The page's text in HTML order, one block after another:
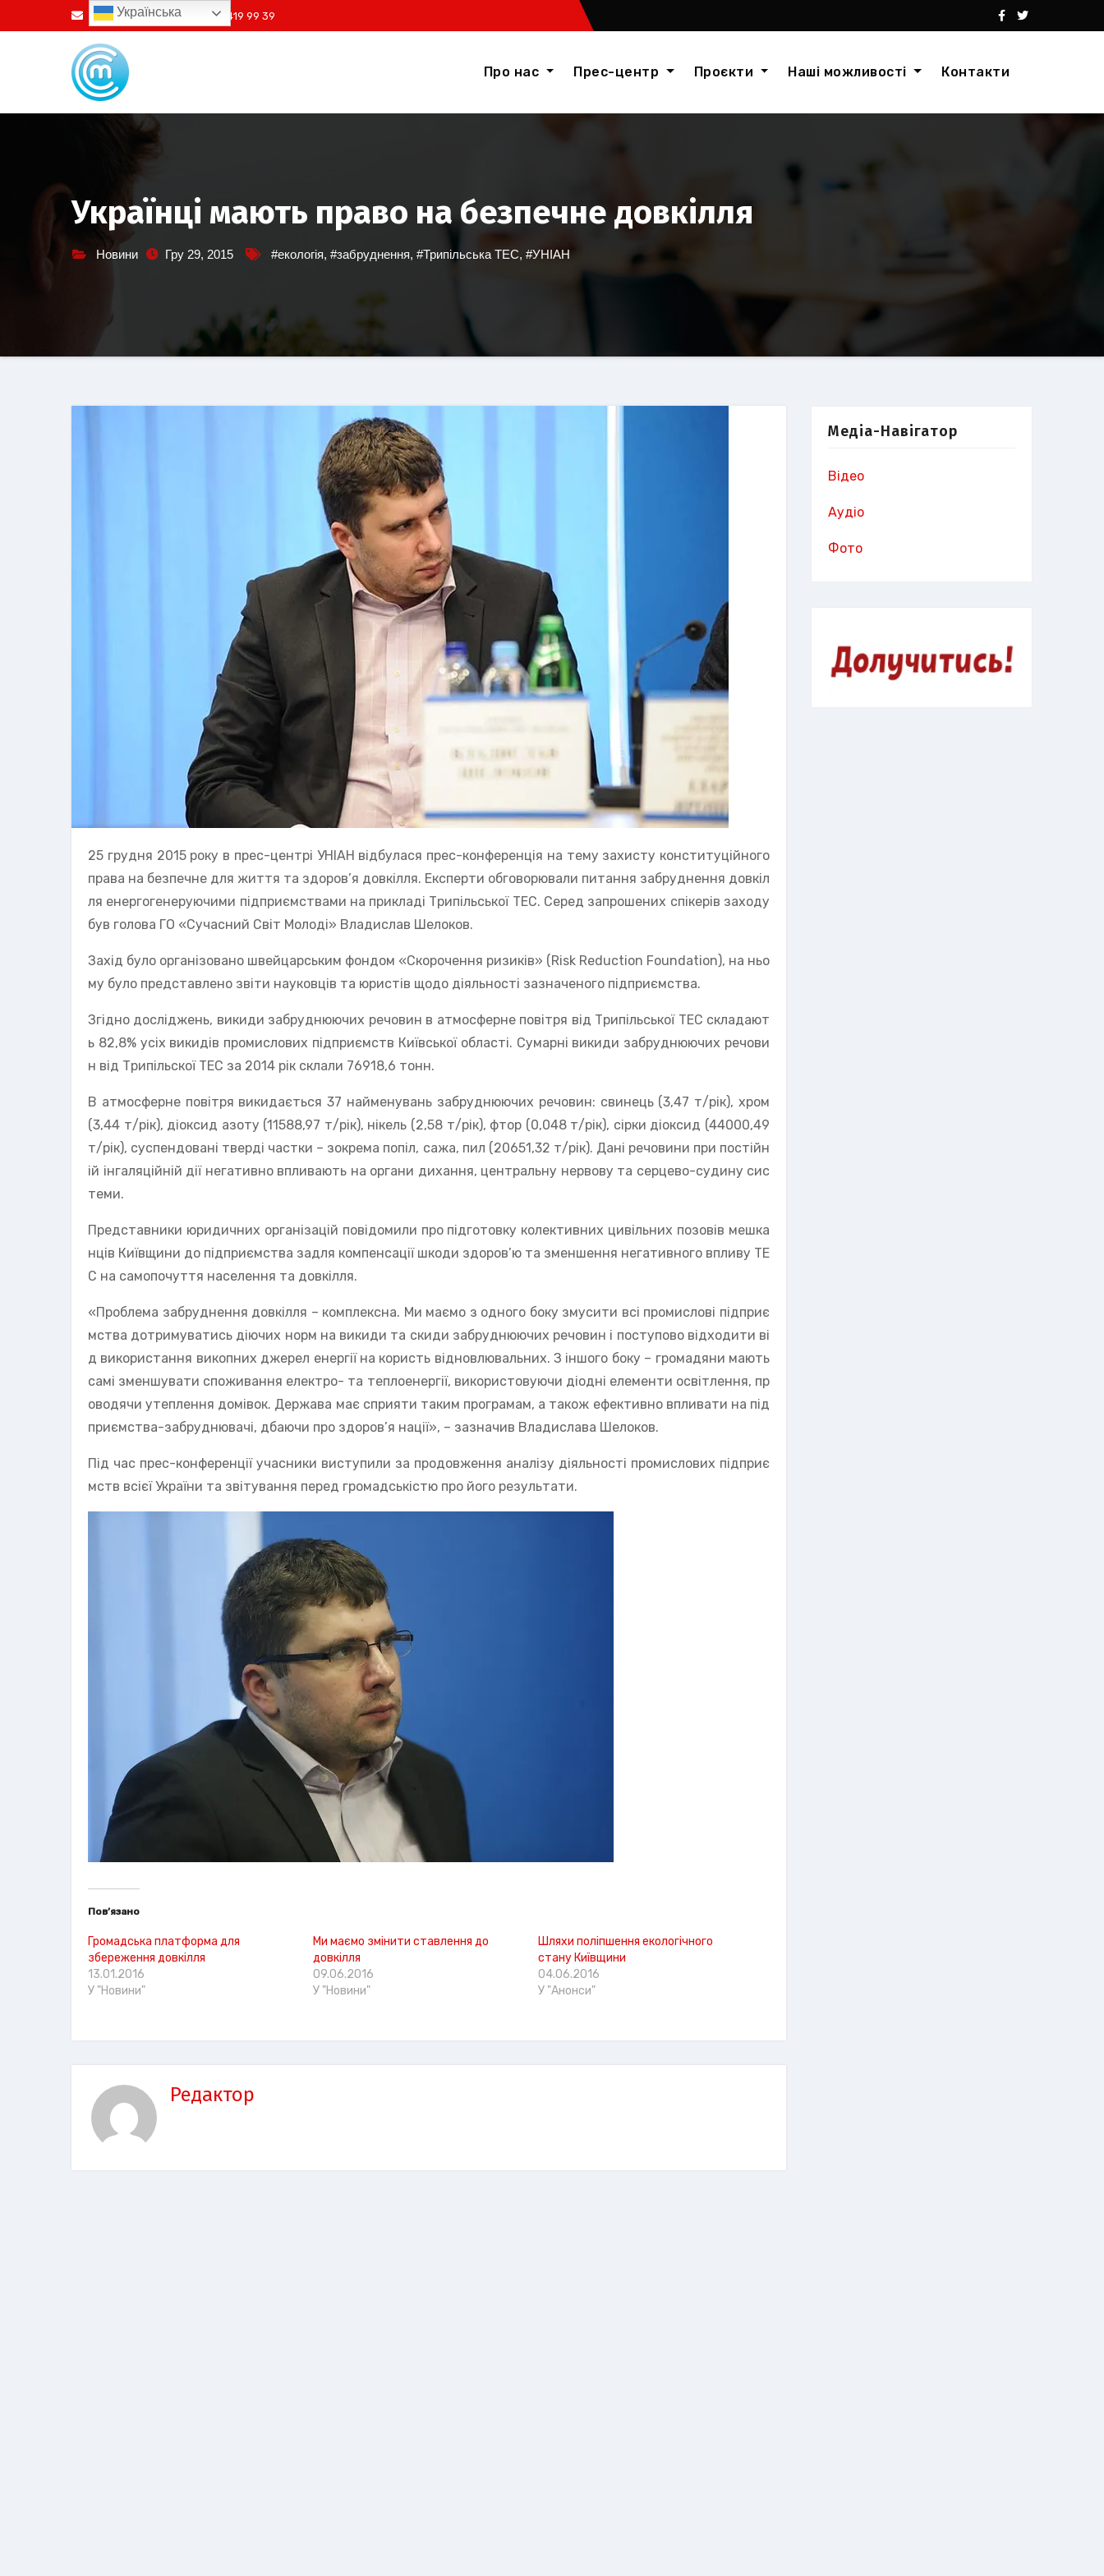
до
info@ssm.in.ua +38073 419 99 39
Про нас Прес-центр Проєкти Наші можливості Контакти
Українці мають право на безпечне довкілля
Новини Гру 29, 2015 #екологія, #забруднення, #Трипільська ТЕС, #УНІАН
25 грудня 2015 року в прес-центрі УНІАН відбулася прес-конференція на тему захисту конституційного
права на безпечне для життя та здоров’я довкілля. Експерти обговорювали питання забруднення довкіл
ля енергогенеруючими підприємствами на прикладі Трипільської ТЕС. Серед запрошених спікерів заходу
був голова ГО «Сучасний Світ Молоді» Владислав Шелоков.
Захід було організовано швейцарським фондом «Скорочення ризиків» (Risk Reduction Foundation), на ньо
му було представлено звіти науковців та юристів щодо діяльності зазначеного підприємства.
Згідно досліджень, викиди забруднюючих речовин в атмосферне повітря від Трипільської ТЕС складают
ь 82,8% усіх викидів промислових підприємств Київської області. Сумарні викиди забруднюючих речови
н від Трипільскої ТЕС за 2014 рік склали 76918,6 тонн.
В атмосферне повітря викидається 37 найменувань забруднюючих речовин: свинець (3,47 т/рік), хром
(3,44 т/рік), діоксид азоту (11588,97 т/рік), нікель (2,58 т/рік), фтор (0,048 т/рік), сірки діоксид (44000,49
т/рік), суспендовані тверді частки – зокрема попіл, сажа, пил (20651,32 т/рік). Дані речовини при постійн
ій інгаляційній дії негативно впливають на органи дихання, центральну нервову та серцево-судину сис
теми.
Представники юридичних організацій повідомили про підготовку колективних цивільних позовів мешка
нців Київщини до підприємства задля компенсації шкоди здоров’ю та зменшення негативного впливу ТЕ
С на самопочуття населення та довкілля.
«Проблема забруднення довкілля – комплексна. Ми маємо з одного боку змусити всі промислові підприє
мства дотримуватись діючих норм на викиди та скиди забруднюючих речовин і поступово відходити ві
д використання викопних джерел енергії на користь відновлювальних. З іншого боку – громадяни мають
самі зменшувати споживання електро- та теплоенергії, використовуючи діодні елементи освітлення, пр
оводячи утеплення домівок. Держава має сприяти таким програмам, а також ефективно впливати на під
приємства-забруднювачі, дбаючи про здоров’я нації», – зазначив Владислава Шелоков.
Під час прес-конференції учасники виступили за продовження аналізу діяльності промислових підприє
мств всієї України та звітування перед громадськістю про його результати.
Пов’язано
Громадська платформа для
збереження довкілля
13.01.2016
У "Новини"
Ми маємо змінити ставлення до
довкілля
09.06.2016
У "Новини"
Шляхи поліпшення екологічного
стану Київщини
04.06.2016
У "Анонси"
Редактор
Медіа-Навігатор
Відео
Аудіо
Фото
Українська